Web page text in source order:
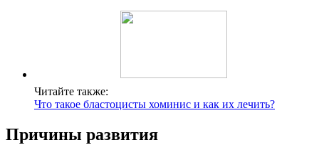
Читайте также:
Что такое бластоцисты хоминис и как их лечить?
Причины развития